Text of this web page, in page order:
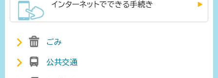
インターネットでできる手続き
ごみ
公共交通